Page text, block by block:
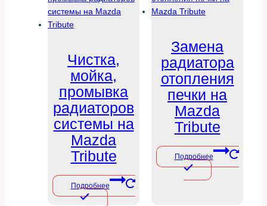
Чистка,
мойка,
промывка
радиаторов
системы на
Mazda
Tribute
Подробнее
Замена
радиатора
отопления
печки на
Mazda
Tribute
Подробнее